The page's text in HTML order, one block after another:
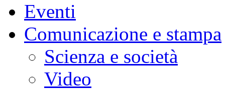
Eventi
Comunicazione e stampa
Scienza e società
Video